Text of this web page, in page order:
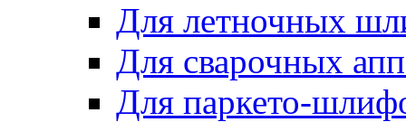
Для летночных
Для сварочных
Для паркето-